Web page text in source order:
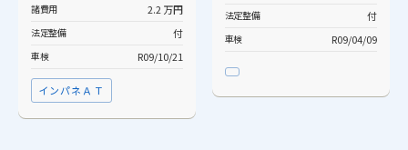
諸費用 2.2 万円
法定整備 付
車検 R09/10/21
インパネＡＴ
法定整備 付
車検 R09/04/09